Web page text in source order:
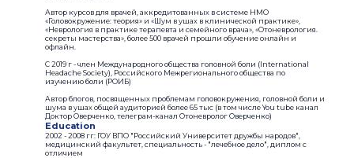
Автор курсов для врачей, аккредитованных в системе НМО
«Головокружение: теория» и «Шум в ушах в клинической практике»,
«Неврология в практике терапевта и семейного врача», «Отоневрология.
секреты мастерства», более 500 врачей прошли обучение онлайн и
офлайн.
С 2019 г - член Международного общества головной боли (International
Headache Society), Российского Межрегионального общества по
изучению боли (РОИБ)
Автор блогов, посвященных проблемам головокружения, головной боли и
шума в ушах общей аудиторией более 65 тыс (в том числе You tube канал
Доктор Оверченко, телеграм-канал Отоневролог Оверченко)
Education
2002 - 2008 гг: ГОУ ВПО "Российский Университет дружбы народов",
медицинский факультет, специальность - "лечебное дело", диплом с
отличием